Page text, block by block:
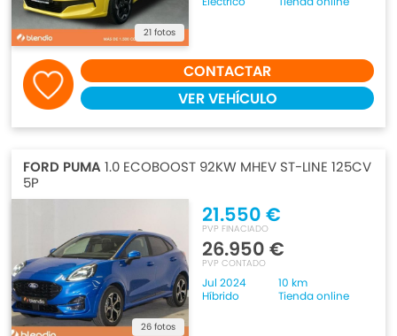
21 fotos
CONTACTAR
VER VEHÍCULO
FORD PUMA1.0 ECOBOOST 92KW MHEV ST-LINE 125CV
5P
26 fotos
21.550 €
PVP FINACIADO
26.950 €
PVP CONTADO
Jul 2024
10 km
Híbrido
Tienda online